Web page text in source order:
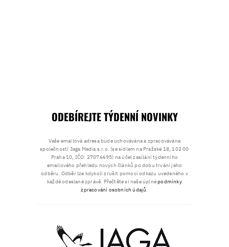
ODEBÍREJTE TÝDENNÍ NOVINKY
Vaše emailová adresa bude uchovávána a zpracovávána
společností Jaga Media s.r.o. (se sídlem na Pražské 18, 102 00
Praha 10, IČO: 27076695) na účel zasílání týdenního
emailového přehledu nových článků po dobu trvání jeho
odběru. Odběr lze kdykoli zrušit pomocí odkazu uvedeného v
každé odeslané zprávě. Přečtěte si naše úplnépodmínky
zpracování osobních údajů.